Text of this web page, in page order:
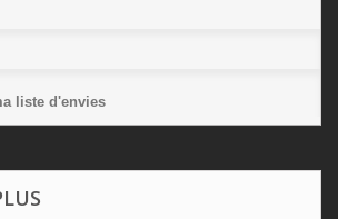
liste d'envies